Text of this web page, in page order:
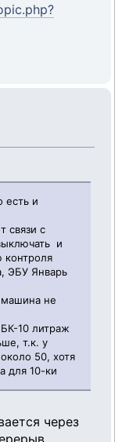
есть и
связи с
и
контроля
ЭБУ Январь
не
10 литраж
т.к. у
50, хотя
для 10-ки
через